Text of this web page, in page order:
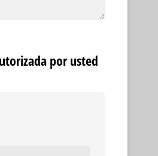
por usted